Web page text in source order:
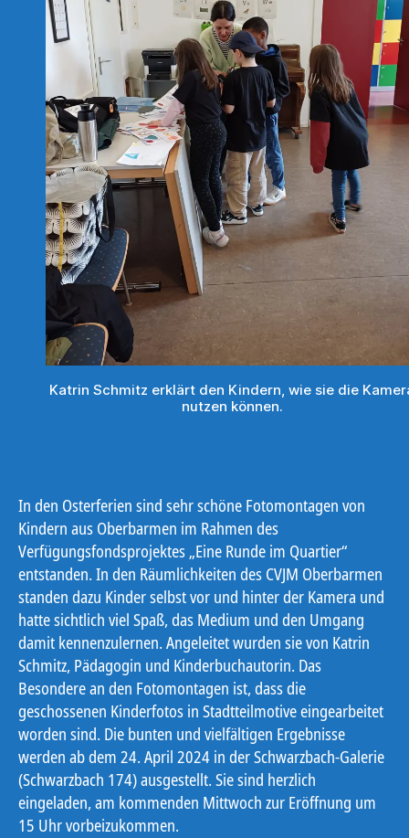
Katrin Schmitz erklärt den Kindern, wie sie die
nutzen können.
In den Osterferien sind sehr schöne Fotomontagen von
Kindern aus Oberbarmen im Rahmen des
Verfügungsfondsprojektes „Eine Runde im Quartier“
entstanden. In den Räumlichkeiten des CVJM Oberbarmen
standen dazu Kinder selbst vor und hinter der Kamera und
hatte sichtlich viel Spaß, das Medium und den Umgang
damit kennenzulernen. Angeleitet wurden sie von Katrin
Schmitz, Pädagogin und Kinderbuchautorin. Das
Besondere an den Fotomontagen ist, dass die
geschossenen Kinderfotos in Stadtteilmotive eingearbeitet
worden sind. Die bunten und vielfältigen Ergebnisse
werden ab dem 24. April 2024 in der Schwarzbach-Galerie
(Schwarzbach 174) ausgestellt. Sie sind herzlich
eingeladen, am kommenden Mittwoch zur Eröffnung um
15 Uhr vorbeizukommen.